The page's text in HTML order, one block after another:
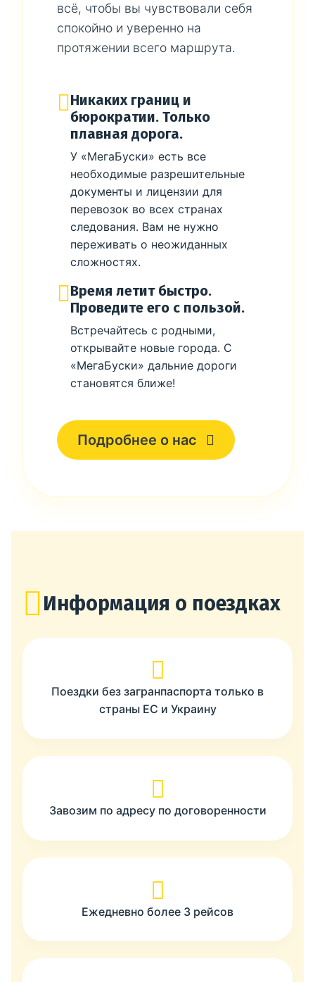
всё, чтобы вы чувствовали себя
спокойно и уверенно на
протяжении всего маршрута.
Никаких границ и
бюрократии. Только
плавная дорога.
У «МегаБуски» есть все
необходимые разрешительные
документы и лицензии для
перевозок во всех странах
следования. Вам не нужно
переживать о неожиданных
сложностях.
Время летит быстро.
Проведите его с пользой.
Встречайтесь с родными,
открывайте новые города. С
«МегаБуски» дальние дороги
становятся ближе!
Подробнее о нас
Информация о поездках
Поездки без загранпаспорта только в
страны ЕС и Украину
Завозим по адресу по договоренности
Ежедневно более 3 рейсов